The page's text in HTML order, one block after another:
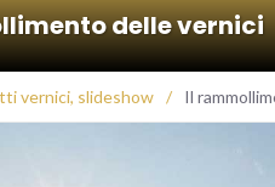
delle vernici
vernici, slideshow / Il